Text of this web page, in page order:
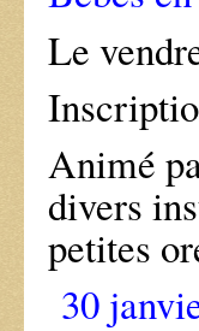
Le
Animé
divers
petites
30